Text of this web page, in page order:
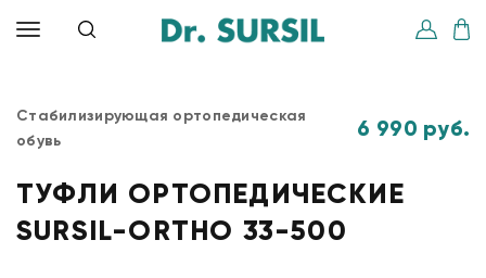
Стабилизирующая ортопедическая
обувь
6 990 руб.
ТУФЛИ ОРТОПЕДИЧЕСКИЕ
SURSIL-ORTHO 33-500